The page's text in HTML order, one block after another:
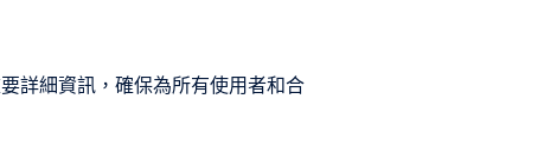
詳細資訊，確保為所有使用者和合